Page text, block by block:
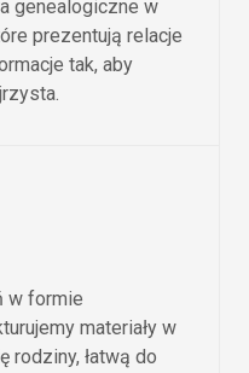
genealogiczne w
prezentują relacje
tak, aby
w formie
materiały w
rodziny, łatwą do